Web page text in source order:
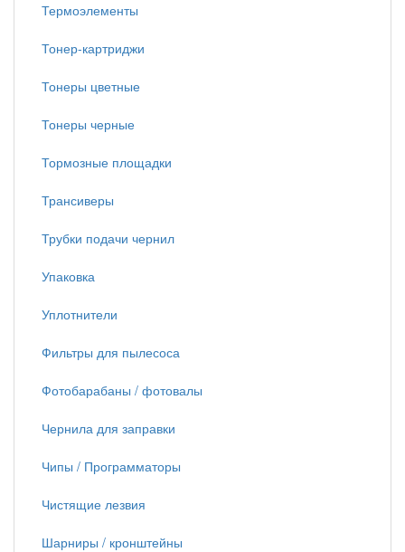
Термоэлементы
Тонер-картриджи
Тонеры цветные
Тонеры черные
Тормозные площадки
Трансиверы
Трубки подачи чернил
Упаковка
Уплотнители
Фильтры для пылесоса
Фотобарабаны / фотовалы
Чернила для заправки
Чипы / Программаторы
Чистящие лезвия
Шарниры / кронштейны